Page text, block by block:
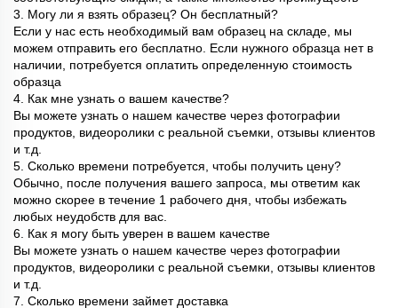
3. Могу ли я взять образец? Он бесплатный?
Если у нас есть необходимый вам образец на складе, мы
можем отправить его бесплатно. Если нужного образца нет в
наличии, потребуется оплатить определенную стоимость
образца
4. Как мне узнать о вашем качестве?
Вы можете узнать о нашем качестве через фотографии
продуктов, видеоролики с реальной съемки, отзывы клиентов
и т.д.
5. Сколько времени потребуется, чтобы получить цену?
Обычно, после получения вашего запроса, мы ответим как
можно скорее в течение 1 рабочего дня, чтобы избежать
любых неудобств для вас.
6. Как я могу быть уверен в вашем качестве
Вы можете узнать о нашем качестве через фотографии
продуктов, видеоролики с реальной съемки, отзывы клиентов
и т.д.
7. Сколько времени займет доставка